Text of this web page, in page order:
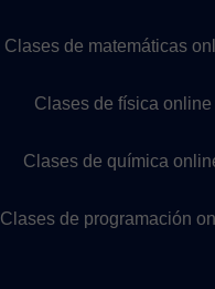
Clases de matemáticas
Clases de física online
Clases de química
Clases de programación